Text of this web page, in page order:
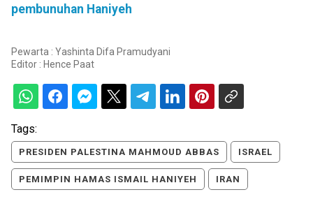
pembunuhan Haniyeh
Pewarta : Yashinta Difa Pramudyani
Editor : Hence Paat
Tags:
PRESIDEN PALESTINA MAHMOUD ABBAS ISRAEL
PEMIMPIN HAMAS ISMAIL HANIYEH IRAN